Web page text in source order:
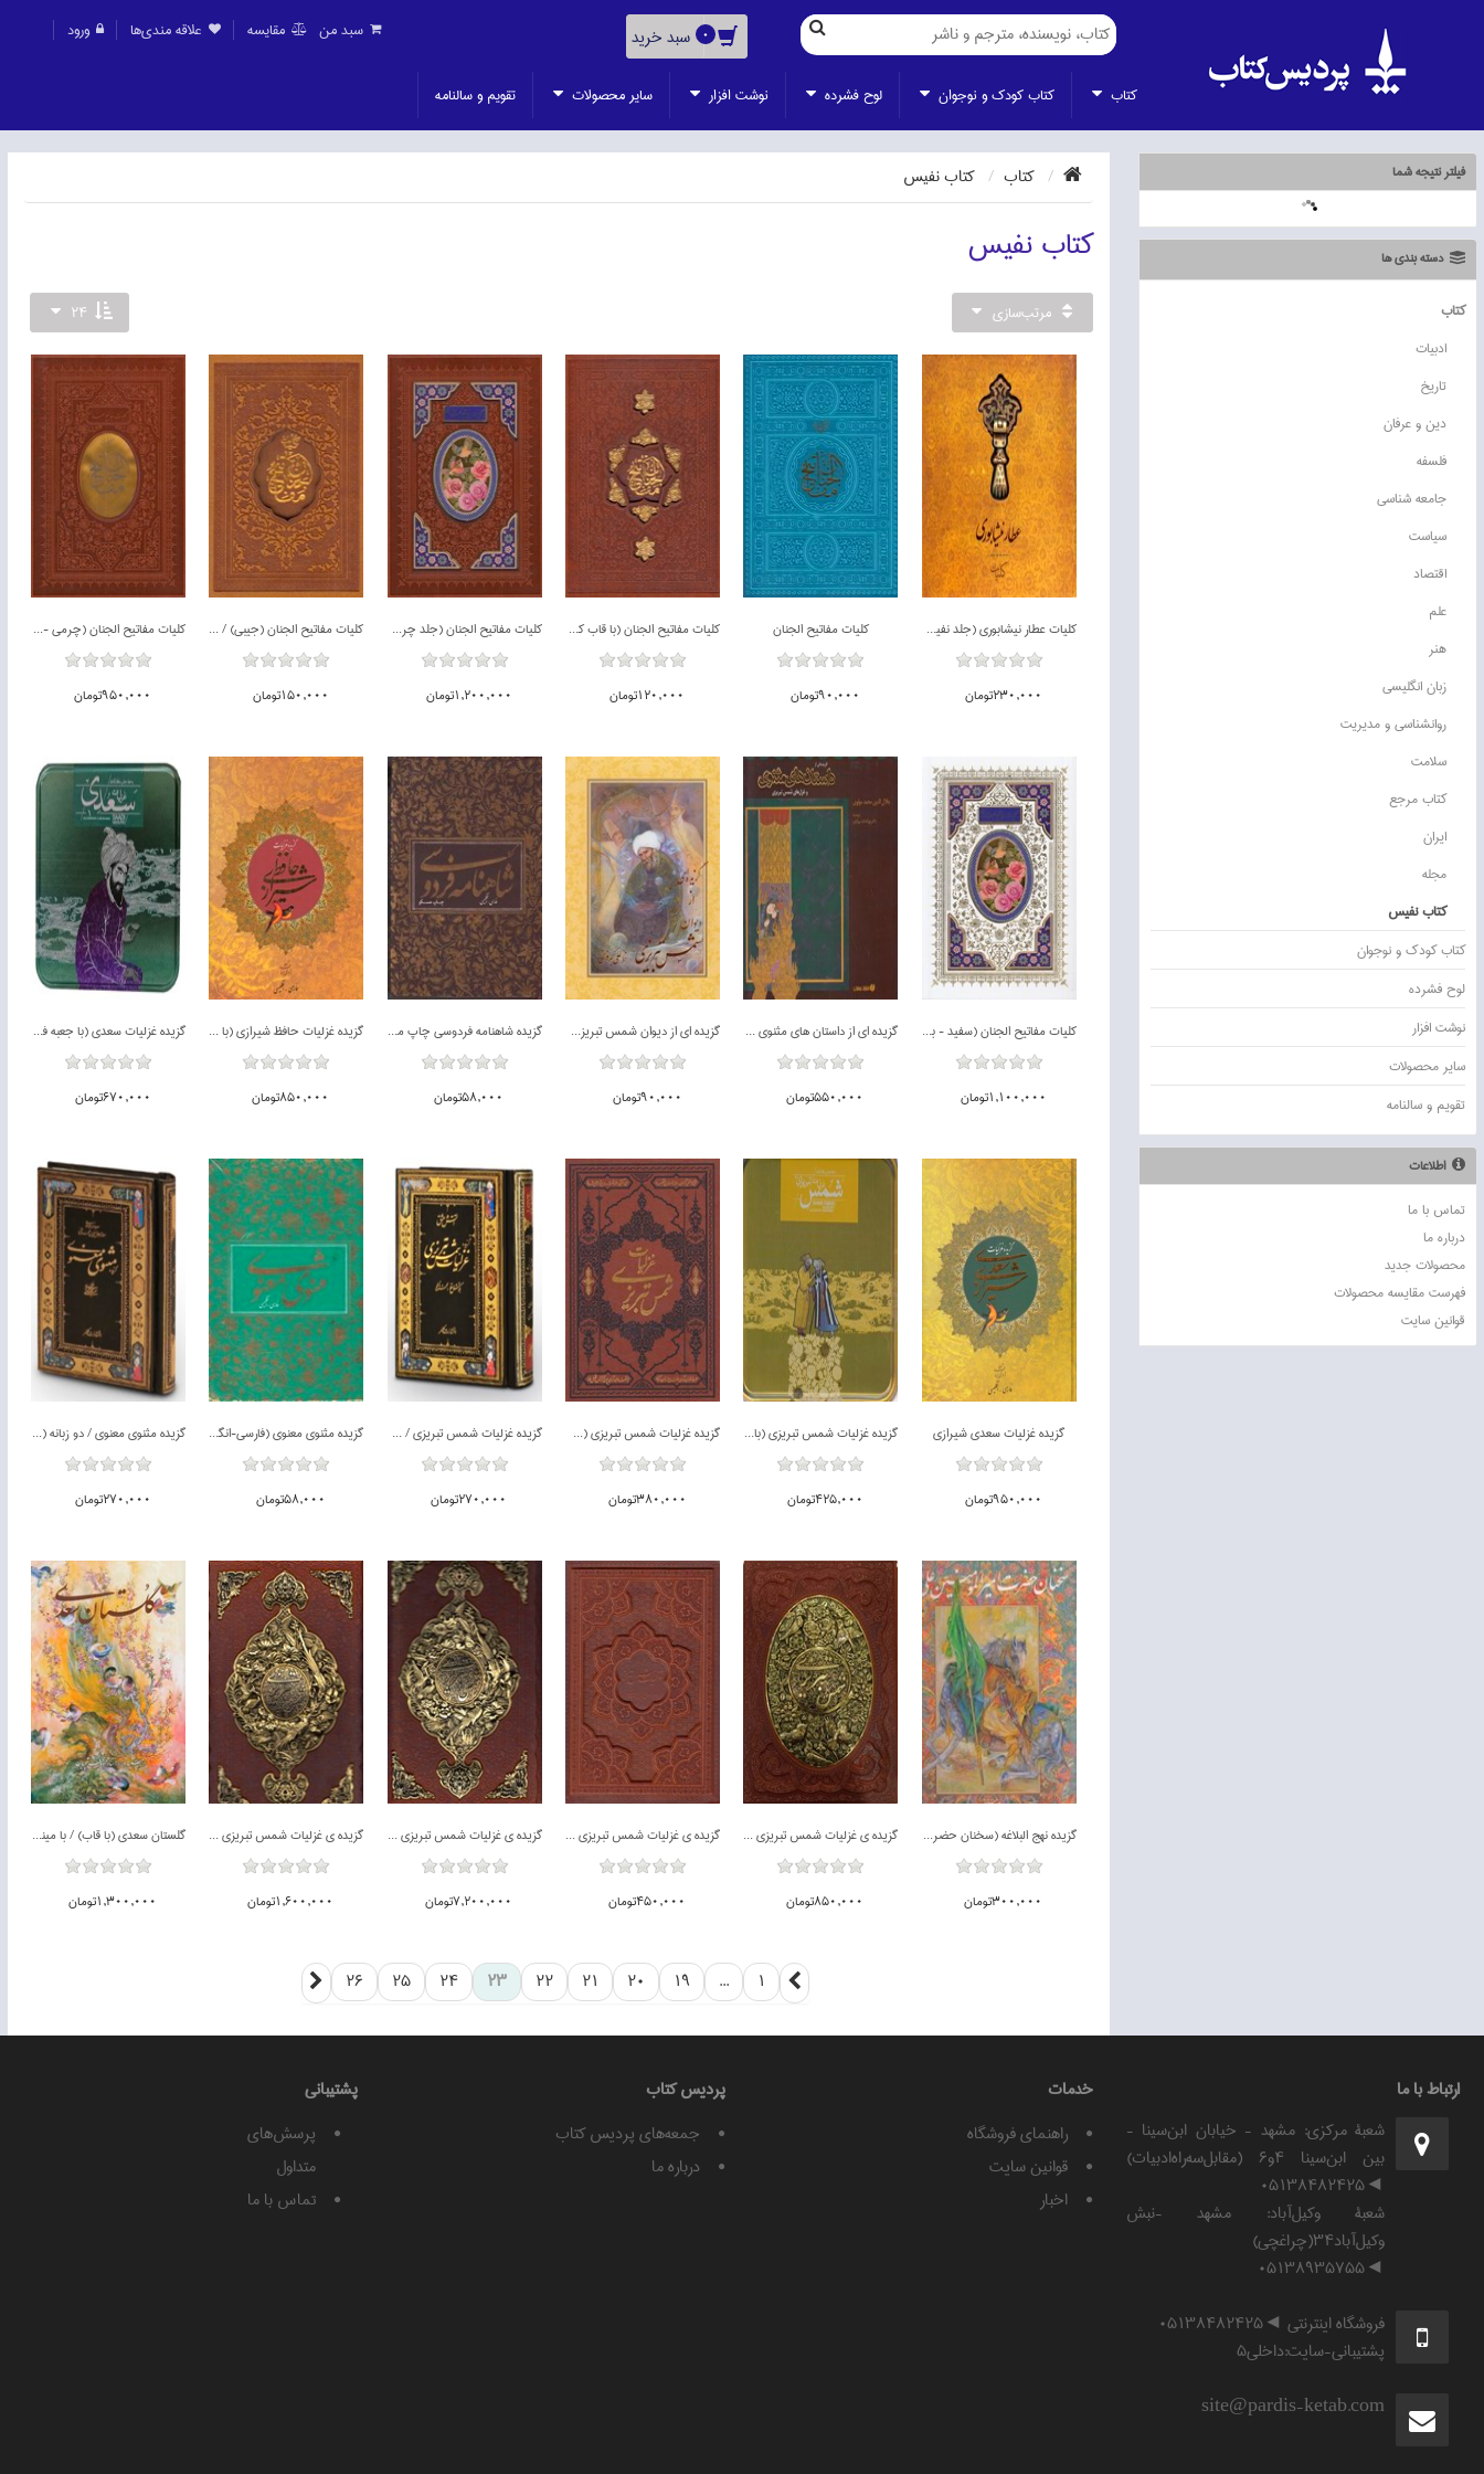
ورود علاقه مندی‌ها مقايسه سبد من 0 سبد خرید
كتاب كتاب كودك و نوجوان لوح فشرده نوشت افزار ساير محصولات تقويم و سالنامه
فیلتر نتیجه شما
دسته بندی ها
كتاب
ادبيات
تاريخ
دين و عرفان
فلسفه
جامعه شناسي
سياست
اقتصاد
علم
هنر
زبان انگليسي
روانشناسي و مديريت
سلامت
كتاب مرجع
ايران
مجله
كتاب نفيس
كتاب كودك و نوجوان
لوح فشرده
نوشت افزار
ساير محصولات
تقويم و سالنامه
اطلاعات
تماس با ما
درباره ما
محصولات جدید
فهرست مقایسه محصولات
قوانين سايت
كتاب كتاب نفيس
كتاب نفيس
مرتب‌سازي
كليات عطار نيشابوري (جلد نفيس - با جعبه)
230,000تومان
ناموجود
كليات مفاتيح الجنان
90,000تومان
ناموجود
كليات مفاتيح الجنان (با قاب كشويي ليزري)
120,000تومان
ناموجود
كليات مفاتيح الجنان (جلد چرمي - با قاب كشويي)
1,200,000تومان
ناموجود
كليات مفاتيح الجنان (جيبي) / با قاب كشويي
150,000تومان
ناموجود
كليات مفاتيح الجنان (چرمي - با قاب كشويي)
950,000تومان
ناموجود
كليات مفاتيح الجنان (سفيد - با قاب كشويي)
1,100,000تومان
گزيده اي از داستان هاي مثنوي و غزليات شمس تبريزي
550,000تومان
ناموجود
گزيده اي از ديوان شمس تبريزي (با قاب)
90,000تومان
ناموجود
گزيده شاهنامه فردوسي چاپ مسكو (فارسي-انگليسي) / با قاب
58,000تومان
ناموجود
گزيده غزليات حافظ شيرازي (با قاب)
850,000تومان
ناموجود
گزيده غزليات سعدي (با جعبه فلزي)
670,000تومان
گزيده غزليات سعدي شيرازي
950,000تومان
ناموجود
گزيده غزليات شمس تبريزي (با جعبه فلزي)
425,000تومان
ناموجود
گزيده غزليات شمس تبريزي (جلد چرمي)
380,000تومان
ناموجود
گزيده غزليات شمس تبريزي / دو زبانه (جيبي)
270,000تومان
گزيده مثنوي معنوي (فارسي-انگليسي) / با قاب
58,000تومان
ناموجود
گزيده مثنوي معنوي / دو زبانه (جيبي)
270,000تومان
گزيده نهج البلاغه (سخنان حضرت اميرالمومنين) قابدار
300,000تومان
ناموجود
گزيده ي غزليات شمس تبريزي (جلد چرم و مس - با قاب كشويي)
850,000تومان
ناموجود
گزيده ي غزليات شمس تبريزي (جلد چرمي - با قاب كشويي)
450,000تومان
ناموجود
گزيده ي غزليات شمس تبريزي (چرم و مس - با جعبه)
7,200,000تومان
ناموجود
گزيده ي غزليات شمس تبريزي (چرم و مس - با قاب كشويي)
1,600,000تومان
ناموجود
گلستان سعدي (با قاب) / با مينياتورهاي استاد محمود فرشچيان
1,300,000تومان
ناموجود
1
...
19
20
21
22
23
24
25
26
ارتباط با ما
شعبۀ مرکزی: مشهد - خیابان ابن‌سینا -
بین ابن‌سینا ۴و۶ (مقابل‌سه‌راه‌ادبیات)
◄۰۵۱۳۸۴۸۲۴۲۵
شعبۀ وکیل‌آباد: مشهد -نبش
وکیل‌آباد۳۴(چراغچی)
◄۰۵۱۳۸۹۳۵۷۵۵
فروشگاه اینترنتی ◄۰۵۱۳۸۴۸۲۴۲۵
پشتیبانی-سایت:داخلی۵
site@pardis-ketab.com
خدمات
راهنمای فروشگاه
قوانين سايت
اخبار
پرديس كتاب
جمعه‌های پردیس کتاب
درباره ما
پشتيبانی
پرسش‌های
متداول
تماس با ما